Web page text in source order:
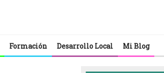
Formación Desarrollo Local Mi Blog